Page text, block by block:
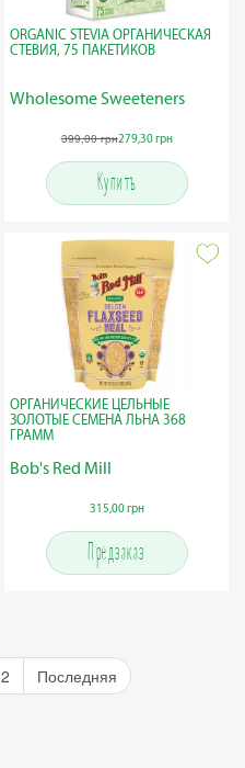
ORGANIC STEVIA ОРГАНИЧЕСКАЯ
СТЕВИЯ, 75 ПАКЕТИКОВ
Wholesome Sweeteners
399,00 грн279,30 грн
Купить
ОРГАНИЧЕСКИЕ ЦЕЛЬНЫЕ
ЗОЛОТЫЕ СЕМЕНА ЛЬНА 368
ГРАММ
Bob's Red Mill
315,00 грн
Предзаказ
2 Последняя